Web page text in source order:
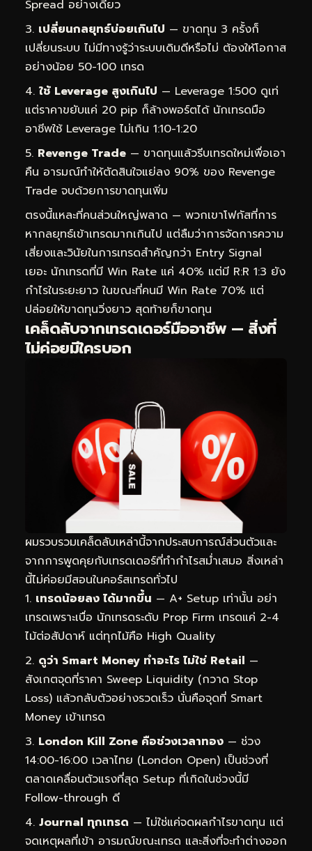
Spread อย่างเดียว
เปลี่ยนกลยุทธ์บ่อยเกินไป — ขาดทุน 3 ครั้งก็
เปลี่ยนระบบ ไม่มีทางรู้ว่าระบบเดิมดีหรือไม่ ต้องให้โอกาส
อย่างน้อย 50-100 เทรด
ใช้ Leverage สูงเกินไป — Leverage 1:500 ดูเท่
แต่ราคาขยับแค่ 20 pip ก็ล้างพอร์ตได้ นักเทรดมือ
อาชีพใช้ Leverage ไม่เกิน 1:10-1:20
Revenge Trade — ขาดทุนแล้วรีบเทรดใหม่เพื่อเอา
คืน อารมณ์ทำให้ตัดสินใจแย่ลง 90% ของ Revenge
Trade จบด้วยการขาดทุนเพิ่ม
ตรงนี้แหละที่คนส่วนใหญ่พลาด — พวกเขาโฟกัสที่การ
หากลยุทธ์เข้าเทรดมากเกินไป แต่ลืมว่าการจัดการความ
เสี่ยงและวินัยในการเทรดสำคัญกว่า Entry Signal
เยอะ นักเทรดที่มี Win Rate แค่ 40% แต่มี R:R 1:3 ยัง
กำไรในระยะยาว ในขณะที่คนมี Win Rate 70% แต่
ปล่อยให้ขาดทุนวิ่งยาว สุดท้ายก็ขาดทุน
เคล็ดลับจากเทรดเดอร์มืออาชีพ — สิ่งที่
ไม่ค่อยมีใครบอก
ผมรวบรวมเคล็ดลับเหล่านี้จากประสบการณ์ส่วนตัวและ
จากการพูดคุยกับเทรดเดอร์ที่ทำกำไรสม่ำเสมอ สิ่งเหล่า
นี้ไม่ค่อยมีสอนในคอร์สเทรดทั่วไป
เทรดน้อยลง ได้มากขึ้น — A+ Setup เท่านั้น อย่า
เทรดเพราะเบื่อ นักเทรดระดับ Prop Firm เทรดแค่ 2-4
ไม้ต่อสัปดาห์ แต่ทุกไม้คือ High Quality
ดูว่า Smart Money ทำอะไร ไม่ใช่ Retail —
สังเกตจุดที่ราคา Sweep Liquidity (กวาด Stop
Loss) แล้วกลับตัวอย่างรวดเร็ว นั่นคือจุดที่ Smart
Money เข้าเทรด
London Kill Zone คือช่วงเวลาทอง — ช่วง
14:00-16:00 เวลาไทย (London Open) เป็นช่วงที่
ตลาดเคลื่อนตัวแรงที่สุด Setup ที่เกิดในช่วงนี้มี
Follow-through ดี
Journal ทุกเทรด — ไม่ใช่แค่จดผลกำไรขาดทุน แต่
จดเหตุผลที่เข้า อารมณ์ขณะเทรด และสิ่งที่จะทำต่างออก